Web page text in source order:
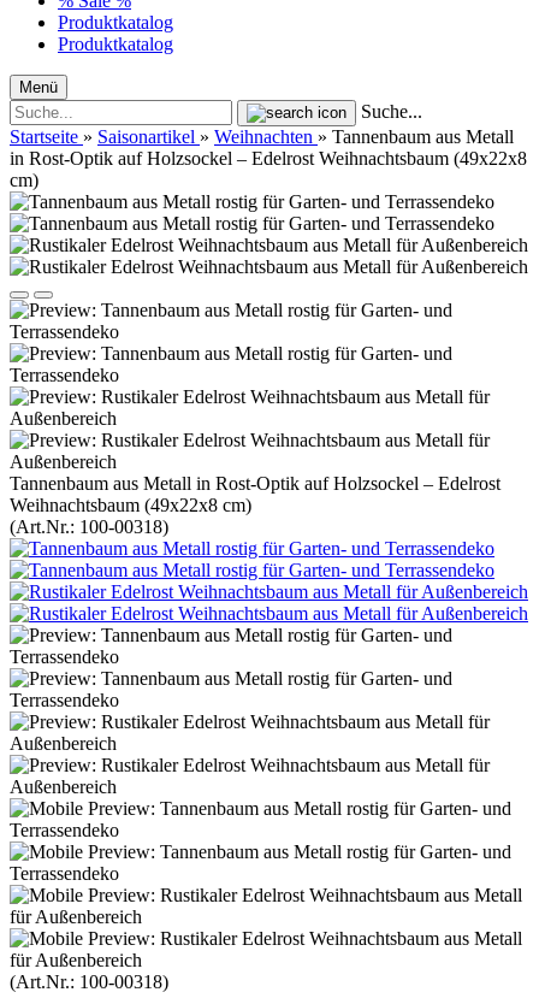
Produktkatalog
Produktkatalog
Menü
Suche...
Startseite » Saisonartikel » Weihnachten » Tannenbaum aus Metall
in Rost-Optik auf Holzsockel – Edelrost Weihnachtsbaum (49x22x8
cm)
Tannenbaum aus Metall in Rost-Optik auf Holzsockel – Edelrost
Weihnachtsbaum (49x22x8 cm)
(Art.Nr.: 100-00318)
(Art.Nr.: 100-00318)